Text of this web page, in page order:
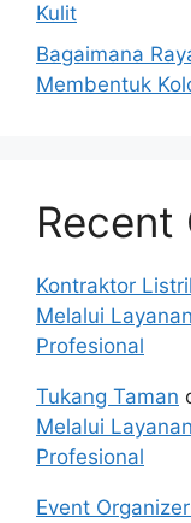
Kulit
Bagaimana
Membentuk
Recent
Kontraktor
Melalui
Profesional
Tukang Taman
Melalui
Profesional
Event